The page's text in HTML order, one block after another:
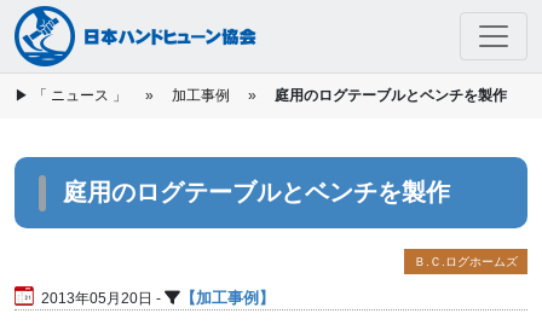
Skip to main content
▶ 「 ニュース 」 » 加工事例 » 庭用のログテーブルとベンチを製作
庭用のログテーブルとベンチを製作
Ｂ.Ｃ.ログホームズ
2013年05月20日 - 加工事例